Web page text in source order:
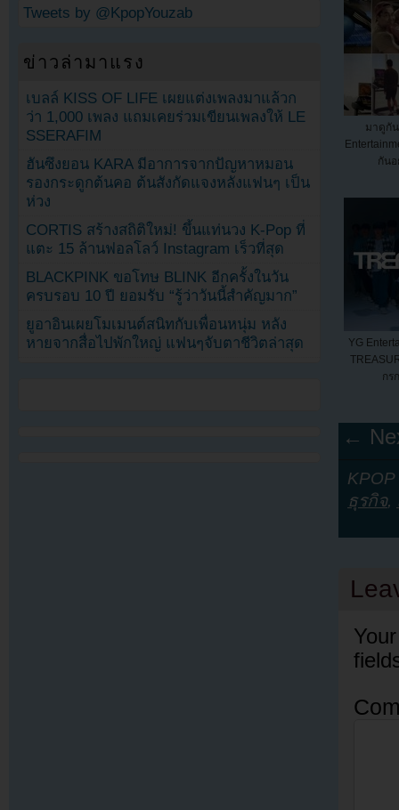
มาดูกั
กันอ
YG
กร
←
ธุรกิจ,
Tweets by @KpopYouzab
ข่าวล่ามาแรง
เบลล์ KISS OF LIFE เผยแต่งเพลงมาแล้วก
ว่า 1,000 เพลง แถมเคยร่วมเขียนเพลงให้ LE
SSERAFIM
ฮันซึงยอน KARA มีอาการจากปัญหาหมอน
รองกระดูกต้นคอ ต้นสังกัดแจงหลังแฟนๆ เป็น
ห่วง
CORTIS สร้างสถิติใหม่! ขึ้นแท่นวง K-Pop ที่
แตะ 15 ล้านฟอลโลว์ Instagram เร็วที่สุด
BLACKPINK ขอโทษ BLINK อีกครั้งในวัน
ครบรอบ 10 ปี ยอมรับ “รู้ว่าวันนี้สำคัญมาก”
ยูอาอินเผยโมเมนต์สนิทกับเพื่อนหนุ่ม หลัง
หายจากสื่อไปพักใหญ่ แฟนๆจับตาชีวิตล่าสุด